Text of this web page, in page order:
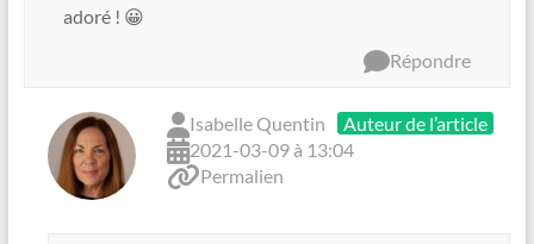
adoré ! 😀
Répondre
Isabelle Quentin
Auteur de l’article
2021-03-09 à 13:04
Permalien